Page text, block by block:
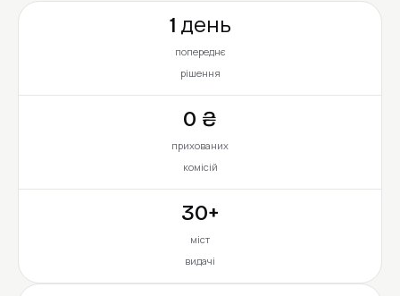
1 день
попереднє
рішення
0 ₴
прихованих
комісій
30+
міст
видачі